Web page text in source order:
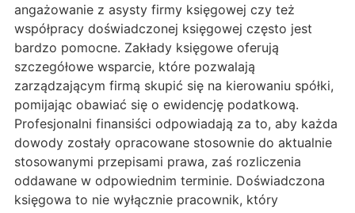
angażowanie z asysty firmy księgowej czy też
współpracy doświadczonej księgowej często jest
bardzo pomocne. Zakłady księgowe oferują
szczegółowe wsparcie, które pozwalają
zarządzającym firmą skupić się na kierowaniu spółki,
pomijając obawiać się o ewidencję podatkową.
Profesjonalni finansiści odpowiadają za to, aby każda
dowody zostały opracowane stosownie do aktualnie
stosowanymi przepisami prawa, zaś rozliczenia
oddawane w odpowiednim terminie. Doświadczona
księgowa to nie wyłącznie pracownik, który